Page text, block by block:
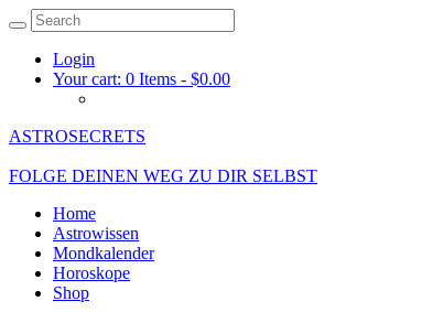
Login
Your cart: 0 Items - $0.00
ASTROSECRETS
FOLGE DEINEN WEG ZU DIR SELBST
Home
Astrowissen
Mondkalender
Horoskope
Shop